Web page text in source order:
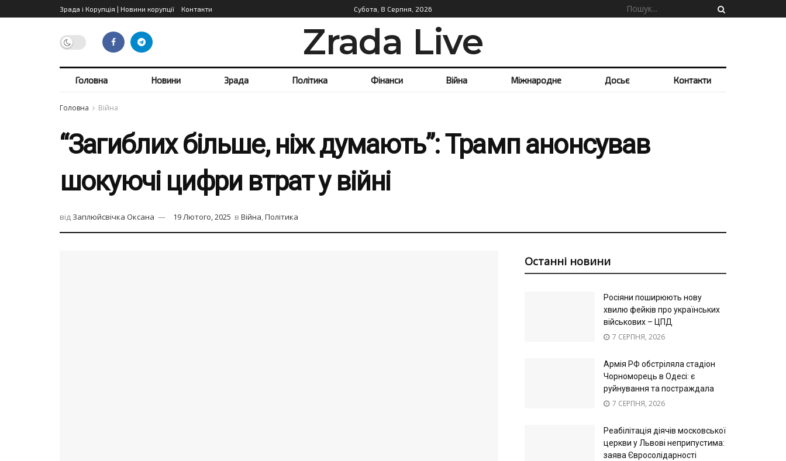
Зрада і Корупція | Новини корупції Контакти Субота, 8 Серпня, 2026
Zrada Live
Головна Новини Зрада Політика Фінанси Війна Міжнародне Досьє Контакти
Головна Війна
“Загиблих більше, ніж думають”: Трамп анонсував
шокуючі цифри втрат у війні
від Заплюйсвічка Оксана 19 Лютого, 2025 в Війна,Політика
Останні новини
Росіяни поширюють нову
хвилю фейків про українських
військових – ЦПД
7 СЕРПНЯ, 2026
Армія РФ обстріляла стадіон
Чорноморець в Одесі: є
руйнування та постраждала
7 СЕРПНЯ, 2026
Реабілітація діячів московської
церкви у Львові неприпустима:
заява Євросолідарності